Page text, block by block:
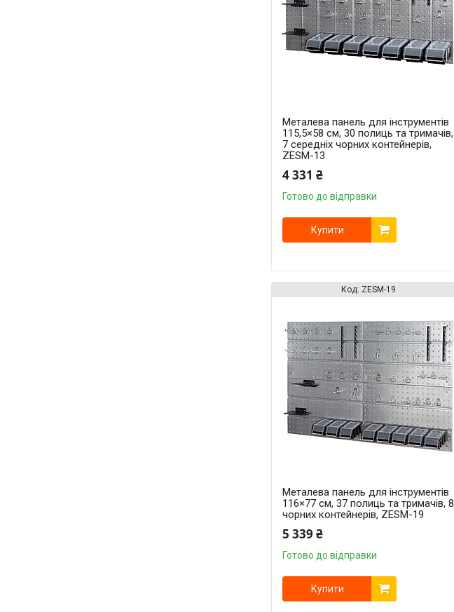
Металева панель для інструментів
115,5×58 см, 30 полиць та тримачів,
7 середніх чорних контейнерів,
ZESM-13
4 331 ₴
Готово до відправки
Купити
ZESM-19
Металева панель для інструментів
116×77 см, 37 полиць та тримачів, 8
чорних контейнерів, ZESM-19
5 339 ₴
Готово до відправки
Купити